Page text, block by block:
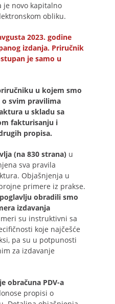
je novo kapitalno
obliku.
2023. godine
izdanja. Priručnik
je samo u
u kojem smo
svim pravilima
u skladu sa
fakturisanju i
propisa.
(na 830 strana) u
sva pravila
Objašnjenja u
primere iz prakse.
obradili smo
izdavanja
su instruktivni sa
koje najčešće
pa su u potpunosti
za izdavanje
obračuna PDV-a
propisi o